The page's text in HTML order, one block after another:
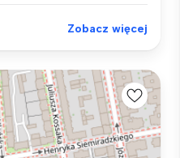
Zobacz więcej